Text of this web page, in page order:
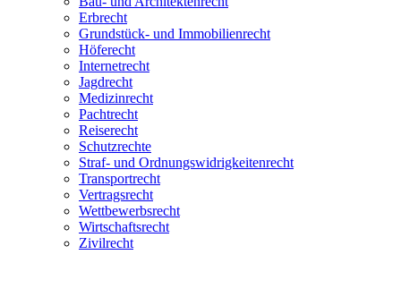
Erbrecht
Grundstück- und Immobilienrecht
Höferecht
Internetrecht
Jagdrecht
Medizinrecht
Pachtrecht
Reiserecht
Schutzrechte
Straf- und Ordnungswidrigkeitenrecht
Transportrecht
Vertragsrecht
Wettbewerbsrecht
Wirtschaftsrecht
Zivilrecht